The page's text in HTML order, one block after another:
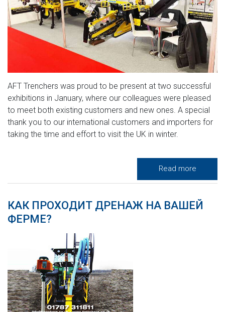
AFT Trenchers was proud to be present at two successful
exhibitions in January, where our colleagues were pleased
to meet both existing customers and new ones. A special
thank you to our international customers and importers for
taking the time and effort to visit the UK in winter.
Read more
КАК ПРОХОДИТ ДРЕНАЖ НА ВАШЕЙ
ФЕРМЕ?